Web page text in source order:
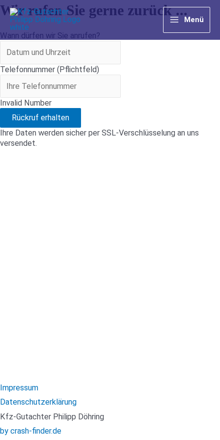
Zum
Inhalt
springen
Main
Menü
Wir rufen Sie gerne zurück ...
Wann dürfen wir Sie anrufen?
Telefonnummer (Pflichtfeld)
Invalid Number
Rückruf erhalten
Ihre Daten werden sicher per SSL-Verschlüsselung an uns
versendet.
Impressum
Datenschutzerklärung
Kfz-Gutachter Philipp Döhring
by crash-finder.de